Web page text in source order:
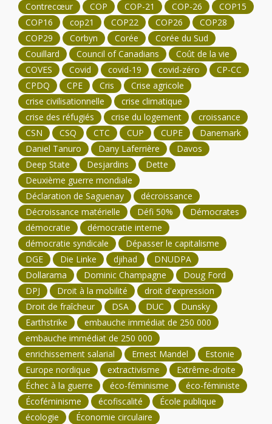
Contrecœur
COP COP-21 COP-26
COP15
COP16
cop21 COP22 COP26
COP28
COP29
Corbyn Corée
Corée du Sud
Couillard
Council of Canadians
Coût de la vie
COVES
Covid covid-19 covid-zéro
CP-CC
CPDQ
CPE Cris
Crise agricole
crise civilisationnelle
crise climatique
crise des réfugiés
crise du logement
croissance
CSN
CSQ CTC CUP CUPE
Danemark
Daniel Tanuro
Dany Laferrière
Davos
Deep State
Desjardins
Dette
Deuxième guerre mondiale
Déclaration de Saguenay
décroissance
Décroissance matérielle
Défi 50%
Démocrates
démocratie
démocratie interne
démocratie syndicale
Dépasser le capitalisme
DGE
Die Linke djihad
DNUDPA
Dollarama
Dominic Champagne
Doug Ford
DPJ
Droit à la mobilité
droit d'expression
Droit de fraîcheur
DSA DUC
Dunsky
Earthstrike
embauche immédiat de 250 000
embauche immédiat de 250 000
enrichissement salarial
Ernest Mandel
Estonie
Europe nordique
extractivisme
Extrême-droite
Échec à la guerre
éco-féminisme
éco-féministe
Écoféminisme
écofiscalité
École publique
écologie
Économie circulaire